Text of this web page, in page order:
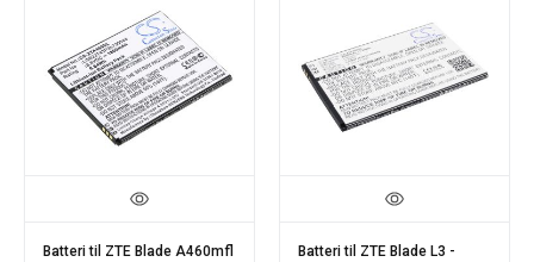
Batteri til ZTE Blade A460mfl
Batteri til ZTE Blade L3 -